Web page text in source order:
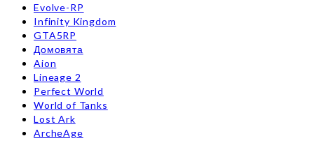
Evolve-RP
Infinity Kingdom
GTA5RP
Домовята
Aion
Lineage 2
Perfect World
World of Tanks
Lost Ark
ArcheAge